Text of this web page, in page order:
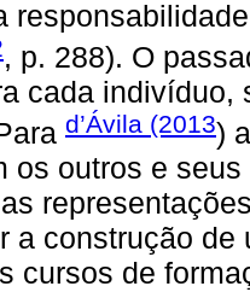
, p. 288). O
cada indivíduo,
d’Ávila (2013)
os outros e
a construção
cursos de